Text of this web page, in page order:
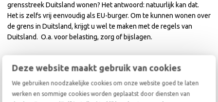
Deze website maakt gebruik van cookies
We gebruiken noodzakelijke cookies om onze website goed te laten
werken en sommige cookies worden geplaatst door diensten van
grensstreek Duitsland wonen? Het antwoord: natuurlijk kan dat.
Het is zelfs vrij eenvoudig als EU-burger. Om te kunnen wonen over
de grens in Duitsland, krijgt u wel te maken met de regels van
Duitsland. O.a. voor belasting, zorg of bijslagen.
werken? Er gelden verschillende regels voor wanneer:
U woont in Duitsland en gaat werken in Nederland